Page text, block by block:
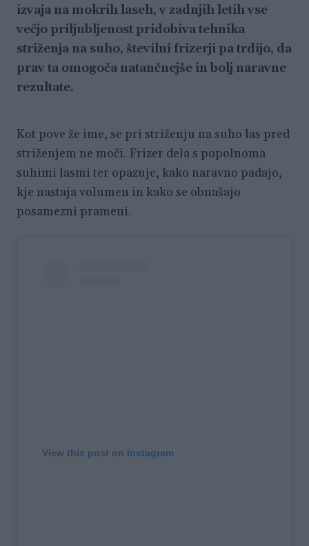
izvaja na mokrih laseh, v zadnjih letih vse
večjo priljubljenost pridobiva tehnika
striženja na suho, številni frizerji pa trdijo, da
prav ta omogoča natančnejše in bolj naravne
rezultate.
Kot pove že ime, se pri striženju na suho las pred
striženjem ne moči. Frizer dela s popolnoma
suhimi lasmi ter opazuje, kako naravno padajo,
kje nastaja volumen in kako se obnašajo
posamezni prameni.
View this post on Instagram